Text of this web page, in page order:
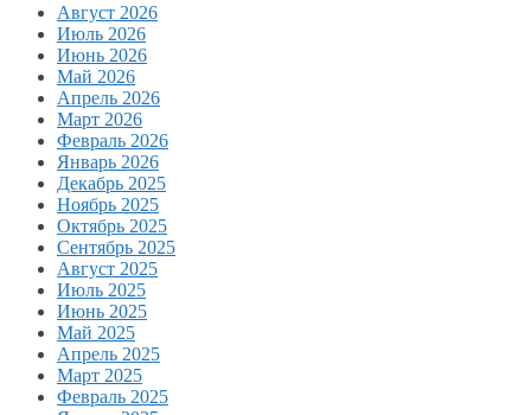
Август 2026
Июль 2026
Июнь 2026
Май 2026
Апрель 2026
Март 2026
Февраль 2026
Январь 2026
Декабрь 2025
Ноябрь 2025
Октябрь 2025
Сентябрь 2025
Август 2025
Июль 2025
Июнь 2025
Май 2025
Апрель 2025
Март 2025
Февраль 2025